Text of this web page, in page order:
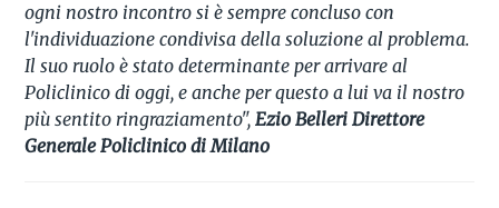
ogni nostro incontro si è sempre concluso con
l'individuazione condivisa della soluzione al problema.
Il suo ruolo è stato determinante per arrivare al
Policlinico di oggi, e anche per questo a lui va il nostro
più sentito ringraziamento",Ezio Belleri Direttore
Generale Policlinico di Milano